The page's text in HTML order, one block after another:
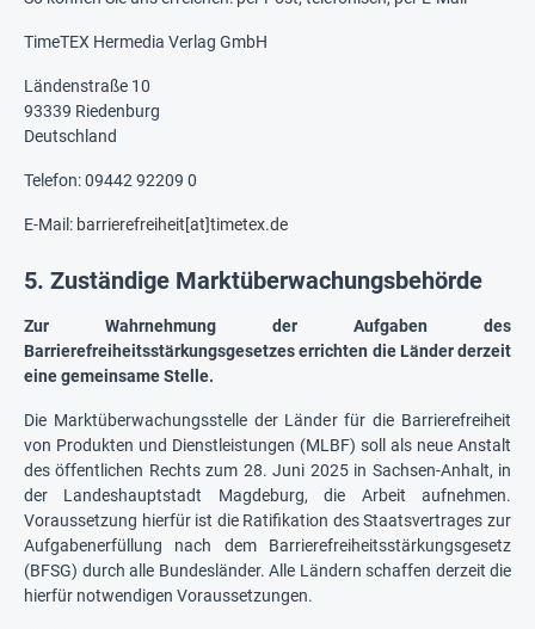
TimeTEX Hermedia Verlag GmbH
Ländenstraße 10
93339 Riedenburg
Deutschland
Telefon: 09442 92209 0
E-Mail: barrierefreiheit[at]timetex.de
5. Zuständige Marktüberwachungsbehörde
Zur Wahrnehmung der Aufgaben des
Barrierefreiheitsstärkungsgesetzes errichten die Länder derzeit
eine gemeinsame Stelle.
Die Marktüberwachungsstelle der Länder für die Barrierefreiheit
von Produkten und Dienstleistungen (MLBF) soll als neue Anstalt
des öffentlichen Rechts zum 28. Juni 2025 in Sachsen-Anhalt, in
der Landeshauptstadt Magdeburg, die Arbeit aufnehmen.
Voraussetzung hierfür ist die Ratifikation des Staatsvertrages zur
Aufgabenerfüllung nach dem Barrierefreiheitsstärkungsgesetz
(BFSG) durch alle Bundesländer. Alle Ländern schaffen derzeit die
hierfür notwendigen Voraussetzungen.